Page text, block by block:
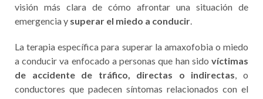
visión más clara de cómo afrontar una situación de
emergencia y superar el miedo a conducir.
La terapia específica para superar la amaxofobia o miedo
a conducir va enfocado a personas que han sido víctimas
de accidente de tráfico,
directas o indirectas, o
conductores que padecen síntomas relacionados con el